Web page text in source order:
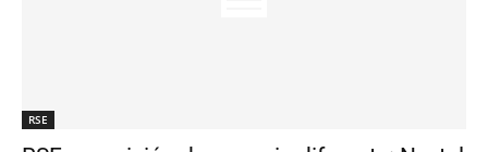
RSE